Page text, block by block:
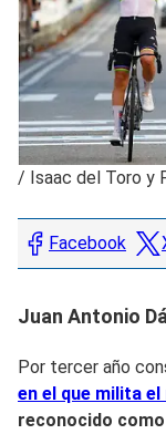
/ Isaac del Toro y
Facebook
Juan Antonio
Por tercer año
en el que milita
reconocido como